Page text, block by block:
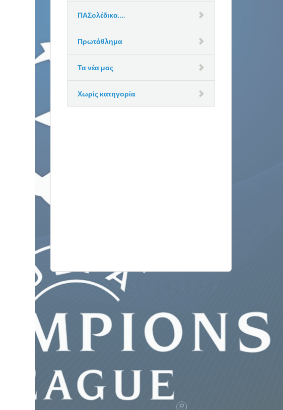
ΠΑΣολέδικα….
Πρωτάθλημα
Τα νέα μας
Χωρίς κατηγορία